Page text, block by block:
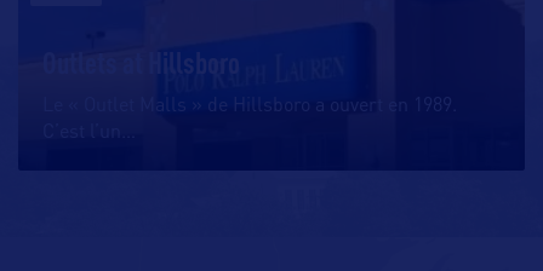
Le « Outlet Malls » de Hillsboro a ouvert en 1989.